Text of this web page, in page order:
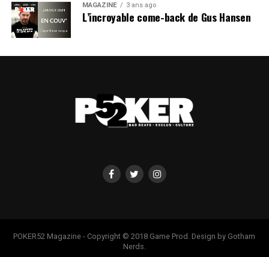
MAGAZINE 3 ans ago
L’incroyable come-back de Gus Hansen
POKER52 Magazine - Copyright © 2018 Game Prod. Design by Gotham
Nerds.